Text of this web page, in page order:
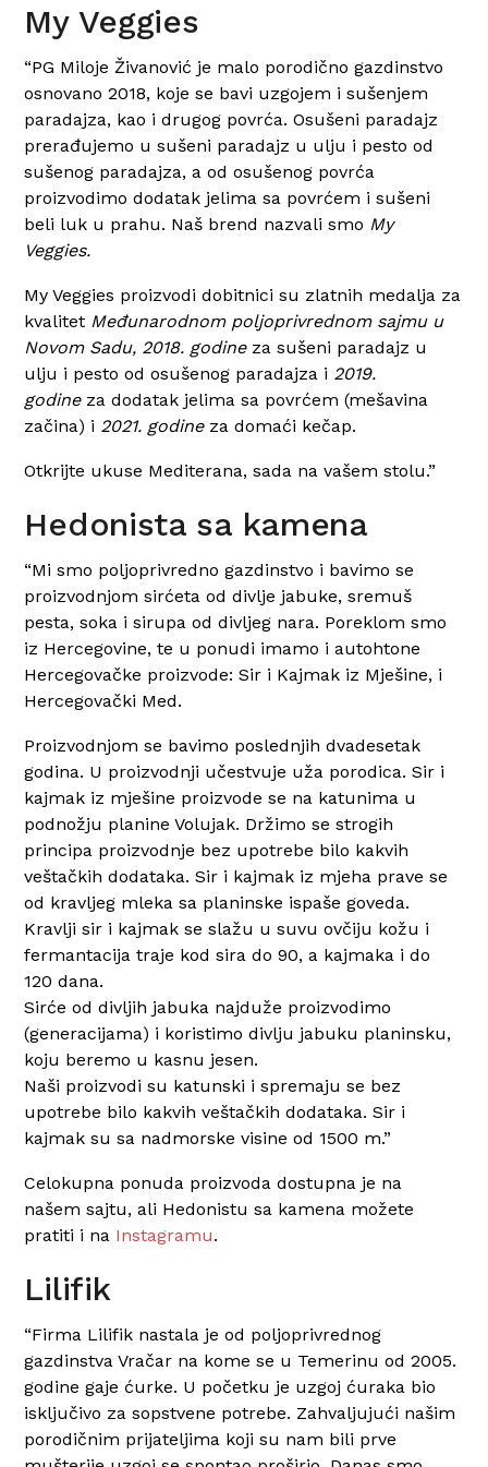
My Veggies
“PG Miloje Živanović je malo porodično gazdinstvo
osnovano 2018, koje se bavi uzgojem i sušenjem
paradajza, kao i drugog povrća. Osušeni paradajz
prerađujemo u sušeni paradajz u ulju i pesto od
sušenog paradajza, a od osušenog povrća
proizvodimo dodatak jelima sa povrćem i sušeni
beli luk u prahu. Naš brend nazvali smo My
Veggies.
My Veggies proizvodi dobitnici su zlatnih medalja za
kvalitet Međunarodnom poljoprivrednom sajmu u
Novom Sadu, 2018. godine za sušeni paradajz u
ulju i pesto od osušenog paradajza i 2019.
godine za dodatak jelima sa povrćem (mešavina
začina) i 2021. godineza domaći kečap.
Otkrijte ukuse Mediterana, sada na vašem stolu.”
Hedonista sa kamena
“Mi smo poljoprivredno gazdinstvo i bavimo se
proizvodnjom sirćeta od divlje jabuke, sremuš
pesta, soka i sirupa od divljeg nara. Poreklom smo
iz Hercegovine, te u ponudi imamo i autohtone
Hercegovačke proizvode: Sir i Kajmak iz Mješine, i
Hercegovački Med.
Proizvodnjom se bavimo poslednjih dvadesetak
godina. U proizvodnji učestvuje uža porodica. Sir i
kajmak iz mješine proizvode se na katunima u
podnožju planine Volujak. Držimo se strogih
principa proizvodnje bez upotrebe bilo kakvih
veštačkih dodataka. Sir i kajmak iz mjeha prave se
od kravljeg mleka sa planinske ispaše goveda.
Kravlji sir i kajmak se slažu u suvu ovčiju kožu i
fermantacija traje kod sira do 90, a kajmaka i do
120 dana.
Sirće od divljih jabuka najduže proizvodimo
(generacijama) i koristimo divlju jabuku planinsku,
koju beremo u kasnu jesen.
Naši proizvodi su katunski i spremaju se bez
upotrebe bilo kakvih veštačkih dodataka. Sir i
kajmak su sa nadmorske visine od 1500 m.”
Celokupna ponuda proizvoda dostupna je na
našem sajtu, ali Hedonistu sa kamena možete
pratiti i na Instagramu.
Lilifik
“Firma Lilifik nastala je od poljoprivrednog
gazdinstva Vračar na kome se u Temerinu od 2005.
godine gaje ćurke. U početku je uzgoj ćuraka bio
isključivo za sopstvene potrebe. Zahvaljujući našim
porodičnim prijateljima koji su nam bili prve